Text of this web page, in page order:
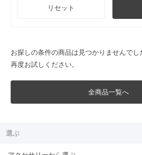
リセット
お探しの条件の商品は見つかりませんでし
再度お試しください。
全商品一覧へ
選ぶ